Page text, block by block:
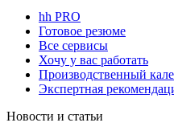
hh PRO
Готовое резюме
Все сервисы
Хочу у вас работать
Производственный
Экспертная
Новости и статьи